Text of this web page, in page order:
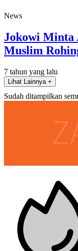
News
Jokowi Minta
Muslim
7 tahun yang lalu
Lihat Lainnya +
Sudah ditampilkan